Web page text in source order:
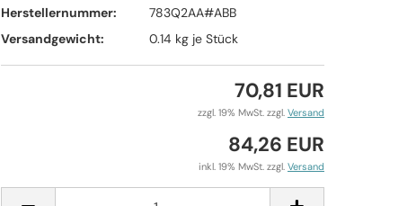
Herstellernummer:
783Q2AA#ABB
Versandgewicht:
0.14 kg je Stück
70,81 EUR
zzgl. 19% MwSt. zzgl. Versand
84,26 EUR
inkl. 19% MwSt. zzgl. Versand